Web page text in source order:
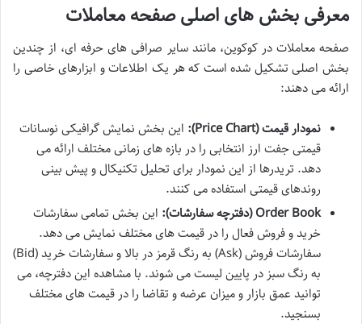
معرفی بخش های اصلی صفحه معاملات
صفحه معاملات در کوکوین، مانند سایر صرافی های حرفه ای، از چندین
بخش اصلی تشکیل شده است که هر یک اطلاعات و ابزارهای خاصی را
ارائه می دهند:
نمودار قیمت (Price Chart):
این بخش نمایش گرافیکی نوسانات
قیمتی جفت ارز انتخابی را در بازه های زمانی مختلف ارائه می
دهد. تریدرها از این نمودار برای تحلیل تکنیکال و پیش بینی
روندهای قیمتی استفاده می کنند.
Order Book (دفترچه سفارشات):
این بخش تمامی سفارشات
خرید و فروش فعال را در قیمت های مختلف نمایش می دهد.
سفارشات فروش (Ask) به رنگ قرمز در بالا و سفارشات خرید (Bid)
به رنگ سبز در پایین لیست می شوند. با مشاهده این دفترچه، می
توانید عمق بازار و میزان عرضه و تقاضا را در قیمت های مختلف
بسنجید.